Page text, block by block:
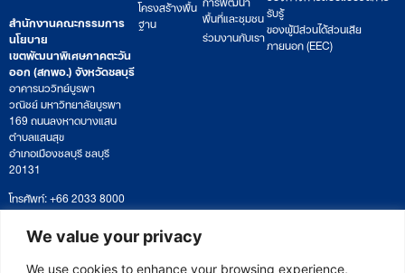
We value your privacy
We use cookies to enhance your browsing experience,
สำนักงานคณะกรรมการ
นโยบาย
เขตพัฒนาพิเศษภาคตะวัน
ออก (สกพอ.) จังหวัดชลบุรี
อาคารนววิทย์บูรพา
วณิชย์ มหาวิทยาลัยบูรพา
169 ถนนลงหาดบางแสน
ตำบลแสนสุข
อำเภอเมืองชลบุรี ชลบุรี
20131
โทรศัพท์: +66 2033 8000
เวลาทำการ: จันทร์ – ศุกร์
09:00 – 17:00 น.
ติดตามหนังสือหรือยื่นเอกสาร
saraban@eeco.or.th
โครงสร้างพื้น
ฐาน
พื้นที่และชุมชน
ร่วมงานกับเรา
รับรู้
ของผู้มีส่วนได้ส่วนเสีย
ภายนอก (EEC)